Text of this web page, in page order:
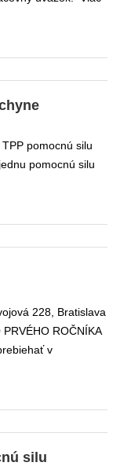
pomocnú silu
pomocnú silu
228, Bratislava
ROČNÍKA
v
silu